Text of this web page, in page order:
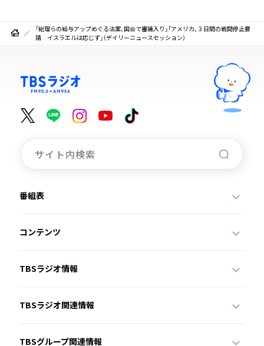
「総理らの給与アップめぐる法案、国会で審議入り」「アメリカ、３日間の戦闘停止要
請 イスラエルは応じず」（デイリーニュースセッション）
番組表
コンテンツ
TBSラジオ情報
TBSラジオ関連情報
TBSグループ関連情報